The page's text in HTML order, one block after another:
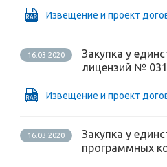
Извещение и проект
16.03.2020
Закупка у
лицензий №
Извещение и проект
16.03.2020
Закупка у
программных